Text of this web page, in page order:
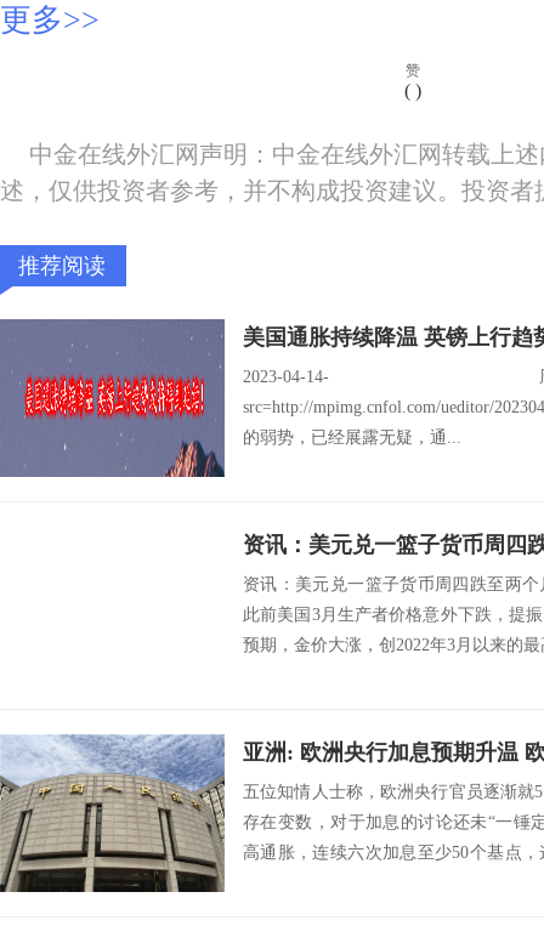
更多>>
赞
( )
中金在线外汇网声明：中金在线外汇网转载上
述，仅供投资者参考，并不构成投资建议。投资
推荐阅读
美国通胀持续降温 英镑上行趋
2023-04-
src=http://mpimg.cnfol.com/ueditor/
的弱势，已经展露无疑，通...
资讯：美元兑一篮子货币周四跌至两
此前美国3月生产者价格意外下跌，提
预期，金价大涨，创2022年3月以来的
亚洲: 欧洲央行加息预期升温
五位知情人士称，欧洲央行官员逐渐就
存在变数，对于加息的讨论还未“一锤
高通胀，连续六次加息至少50个基点